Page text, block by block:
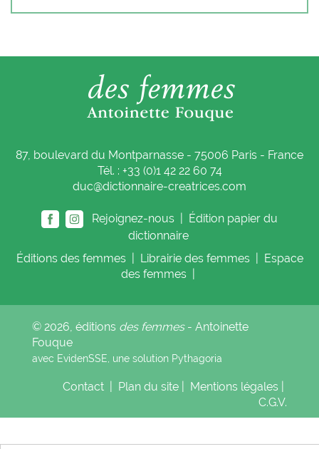
87, boulevard du Montparnasse - 75006 Paris - France
Tél. : +33 (0)1 42 22 60 74
duc@dictionnaire-creatrices.com
Rejoignez-nous |
Édition papier du
dictionnaire
Éditions des femmes Librairie des femmes
Espace
des femmes
© 2026, éditions des femmes- Antoinette
Fouque
avec EvidenSSE, une solution Pythagoria
Contact Plan du site Mentions légales
C.G.V.